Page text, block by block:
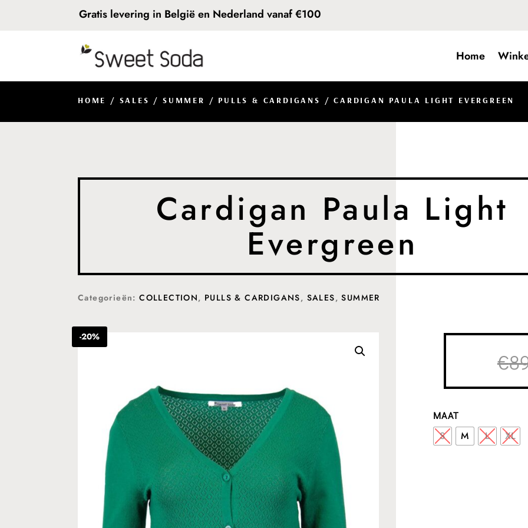
Gratis levering in België en Nederland vanaf €100
Home
HOME / SALES /SUMMER / PULLS & CARDIGANS / CARDIGAN PAULA LIGHT EVERGREEN
Cardigan Paula Light
Evergreen
Categorieën:COLLECTION, PULLS & CARDIGANS, SALES,SUMMER
-20%
€
MAAT
S M L XL